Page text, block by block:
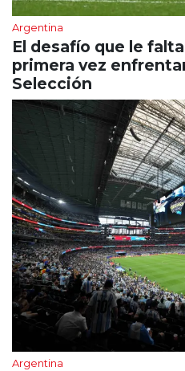
Argentina
El desafío que le
primera vez
Selección
Argentina